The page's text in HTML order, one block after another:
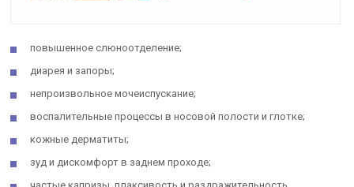
повышенное слюноотделение;
диарея и запоры;
непроизвольное мочеиспускание;
воспалительные процессы в носовой полости и глотке;
кожные дерматиты;
зуд и дискомфорт в заднем проходе;